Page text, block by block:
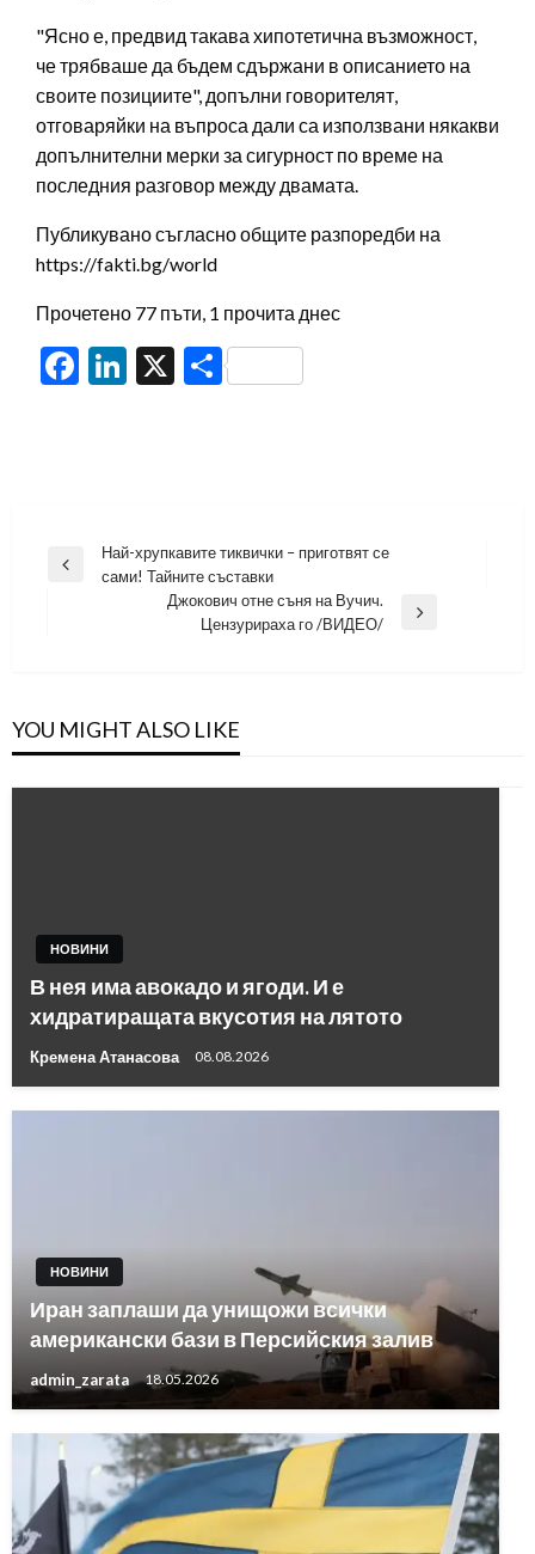
"Ясно е, предвид такава хипотетична възможност,
че трябваше да бъдем сдържани в описанието на
своите позициите", допълни говорителят,
отговаряйки на въпроса дали са използвани някакви
допълнителни мерки за сигурност по време на
последния разговор между двамата.
Публикувано съгласно общите разпоредби на
https://fakti.bg/world
Прочетено 77 пъти, 1 прочита днес
Facebook
LinkedIn
X Share
Навигация
Previous
Най-хрупкавите тиквички – приготвят се
сами! Тайните съставки
Джокович отне съня на Вучич.
Цензурираха го /ВИДЕО/
YOU MIGHT ALSO LIKE
НОВИНИ
В нея има авокадо и ягоди. И е
хидратиращата вкусотия на лятото
Кремена Атанасова 08.08.2026
НОВИНИ
Иран заплаши да унищожи всички
американски бази в Персийския залив
admin_zarata 18.05.2026